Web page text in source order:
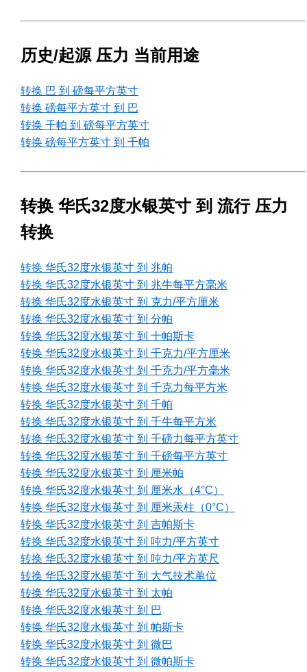
历史/起源 压力 当前用途
转换 巴 到 磅每平方英寸
转换 磅每平方英寸 到 巴
转换 千帕 到 磅每平方英寸
转换 磅每平方英寸 到 千帕
转换 华氏32度水银英寸 到 流行 压力
转换
转换 华氏32度水银英寸 到 兆帕
转换 华氏32度水银英寸 到 兆牛每平方毫米
转换 华氏32度水银英寸 到 克力/平方厘米
转换 华氏32度水银英寸 到 分帕
转换 华氏32度水银英寸 到 十帕斯卡
转换 华氏32度水银英寸 到 千克力/平方厘米
转换 华氏32度水银英寸 到 千克力/平方毫米
转换 华氏32度水银英寸 到 千克力每平方米
转换 华氏32度水银英寸 到 千帕
转换 华氏32度水银英寸 到 千牛每平方米
转换 华氏32度水银英寸 到 千磅力每平方英寸
转换 华氏32度水银英寸 到 千磅每平方英寸
转换 华氏32度水银英寸 到 厘米帕
转换 华氏32度水银英寸 到 厘米水（4°C）
转换 华氏32度水银英寸 到 厘米汞柱（0°C）
转换 华氏32度水银英寸 到 吉帕斯卡
转换 华氏32度水银英寸 到 吨力/平方英寸
转换 华氏32度水银英寸 到 吨力/平方英尺
转换 华氏32度水银英寸 到 大气技术单位
转换 华氏32度水银英寸 到 太帕
转换 华氏32度水银英寸 到 巴
转换 华氏32度水银英寸 到 帕斯卡
转换 华氏32度水银英寸 到 微巴
转换 华氏32度水银英寸 到 微帕斯卡